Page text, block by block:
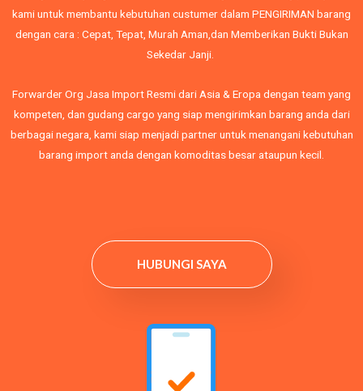
kami untuk membantu kebutuhan custumer dalam PENGIRIMAN barang
dengan cara : Cepat, Tepat, Murah Aman,dan Memberikan Bukti Bukan
Sekedar Janji.
Forwarder Org Jasa Import Resmi dari Asia & Eropa dengan team yang
kompeten, dan gudang cargo yang siap mengirimkan barang anda dari
berbagai negara, kami siap menjadi partner untuk menangani kebutuhan
barang import anda dengan komoditas besar ataupun kecil.
HUBUNGI SAYA